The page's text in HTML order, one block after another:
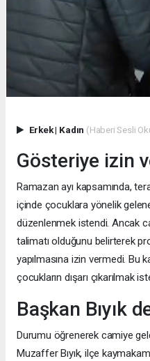
Erkek| Kadın (Haberi Sesli
Gösteriye izin
Ramazan ayı kapsamında,
içinde çocuklara yönelik
düzenlenmek istendi. Ancak
talimatı olduğunu belirterek
yapılmasına izin vermedi. Bu
çocukların dışarı çıkarılmak
Başkan Bıyık
Durumu öğrenerek camiye
Muzaffer Bıyık, ilçe